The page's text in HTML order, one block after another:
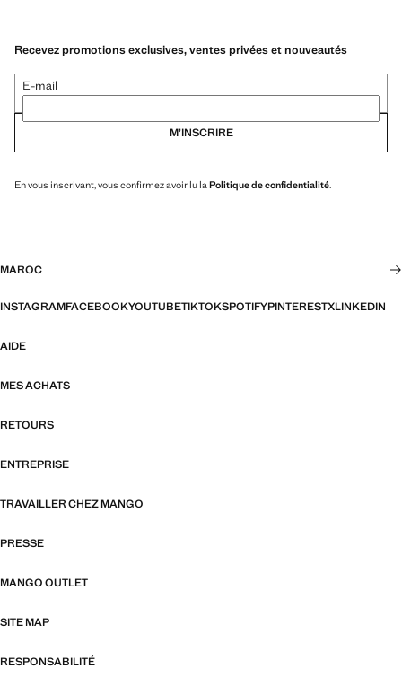
Recevez promotions exclusives, ventes privées et nouveautés
E-mail
M’INSCRIRE
En vous inscrivant, vous confirmez avoir lu la Politique de confidentialité.
MAROC
INSTAGRAMFACEBOOKYOUTUBETIKTOKSPOTIFYPINTERESTXLINKEDIN
AIDE
MES ACHATS
RETOURS
ENTREPRISE
TRAVAILLER CHEZ MANGO
PRESSE
MANGO OUTLET
SITE MAP
RESPONSABILITÉ